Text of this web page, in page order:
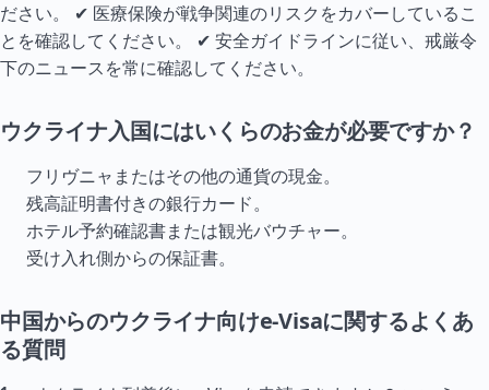
ださい。 ✔ 医療保険が戦争関連のリスクをカバーしているこ
とを確認してください。 ✔ 安全ガイドラインに従い、戒厳令
下のニュースを常に確認してください。
ウクライナ入国にはいくらのお金が必要ですか？
フリヴニャまたはその他の通貨の現金。
残高証明書付きの銀行カード。
ホテル予約確認書または観光バウチャー。
受け入れ側からの保証書。
中国からのウクライナ向けe-Visaに関するよくあ
る質問